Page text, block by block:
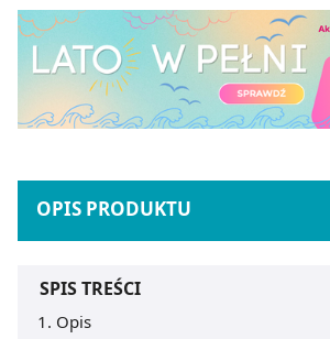
OPIS PRODUKTU
SPIS TREŚCI
Opis